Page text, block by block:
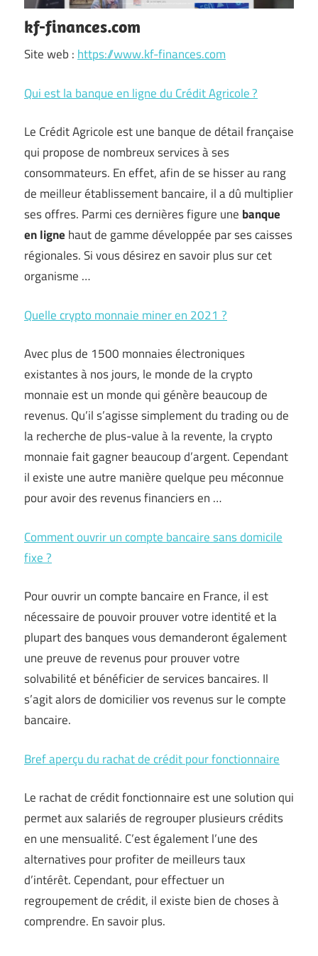
kf-finances.com
Site web :https://www.kf-finances.com
Qui est la banque en ligne du Crédit Agricole ?
Le Crédit Agricole est une banque de détail française
qui propose de nombreux services à ses
consommateurs. En effet, afin de se hisser au rang
de meilleur établissement bancaire, il a dû multiplier
ses offres. Parmi ces dernières figure une banque
en ligne haut de gamme développée par ses caisses
régionales. Si vous désirez en savoir plus sur cet
organisme …
Quelle crypto monnaie miner en 2021 ?
Avec plus de 1500 monnaies électroniques
existantes à nos jours, le monde de la crypto
monnaie est un monde qui génère beaucoup de
revenus. Qu’il s’agisse simplement du trading ou de
la recherche de plus-value à la revente, la crypto
monnaie fait gagner beaucoup d’argent. Cependant
il existe une autre manière quelque peu méconnue
pour avoir des revenus financiers en …
Comment ouvrir un compte bancaire sans domicile
fixe ?
Pour ouvrir un compte bancaire en France, il est
nécessaire de pouvoir prouver votre identité et la
plupart des banques vous demanderont également
une preuve de revenus pour prouver votre
solvabilité et bénéficier de services bancaires. Il
s’agit alors de domicilier vos revenus sur le compte
bancaire.
Bref aperçu du rachat de crédit pour fonctionnaire
Le rachat de crédit fonctionnaire est une solution qui
permet aux salariés de regrouper plusieurs crédits
en une mensualité. C’est également l’une des
alternatives pour profiter de meilleurs taux
d’intérêt. Cependant, pour effectuer un
regroupement de crédit, il existe bien de choses à
comprendre. En savoir plus.